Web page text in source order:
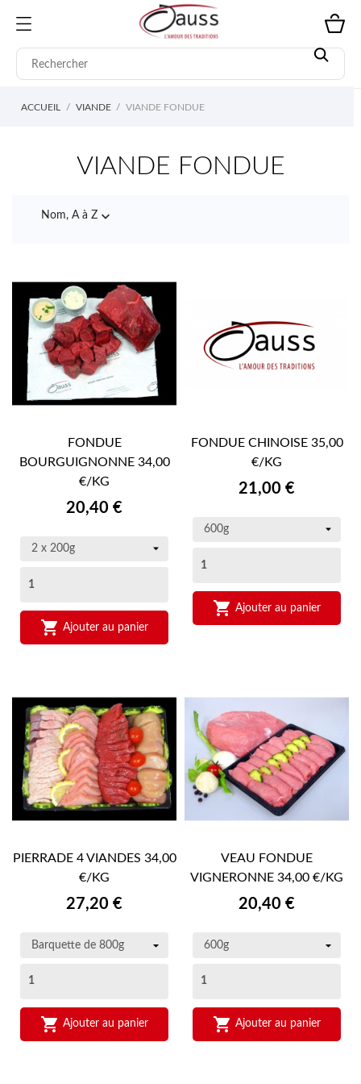
ACCUEIL VIANDE VIANDE FONDUE
VIANDE FONDUE
Nom, A à Z 
FONDUE
BOURGUIGNONNE 34,00
€/KG
Prix
20,40 €
 Ajouter au panier
FONDUE CHINOISE 35,00
€/KG
Prix
21,00 €
 Ajouter au panier
PIERRADE 4 VIANDES 34,00
€/KG
Prix
27,20 €
 Ajouter au panier
VEAU FONDUE
VIGNERONNE 34,00 €/KG
Prix
20,40 €
 Ajouter au panier